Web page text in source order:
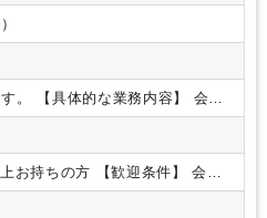
み 完全週休2日制
。 【具体的な業務内容】
会計
単な資料作成事務所の事務作業
。
お持ちの方 【歓迎条件】
会計